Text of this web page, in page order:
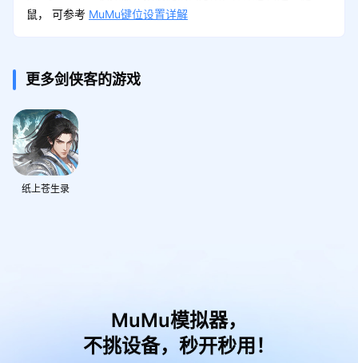
鼠， 可参考 MuMu键位设置详解
更多剑侠客的游戏
纸上苍生录
MuMu模拟器，
不挑设备，秒开秒用！